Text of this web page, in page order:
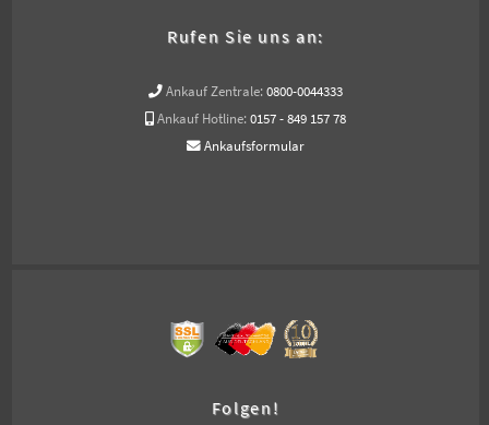
Rufen Sie uns an:
Ankauf Zentrale: 0800-0044333
Ankauf Hotline: 0157 - 849 157 78
Ankaufsformular
Folgen!